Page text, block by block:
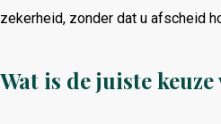
zekerheid, zonder dat u afscheid
Wat is de juiste